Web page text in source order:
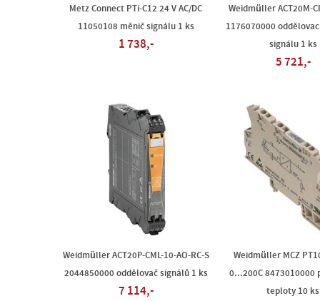
Metz Connect PTi-C12 24 V AC/DC
11050108 měnič signálu 1 ks
1 738,-
Weidmüller ACT20M-
1176070000
signálu 1 ks
5 721,-
Weidmüller ACT20P-CML-10-AO-RC-S
2044850000 oddělovač signálů 1 ks
7 114,-
Weidmüller MCZ
0...200C 8473010000
teploty 10 ks